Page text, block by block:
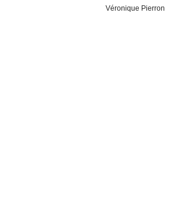
Véronique Pierron